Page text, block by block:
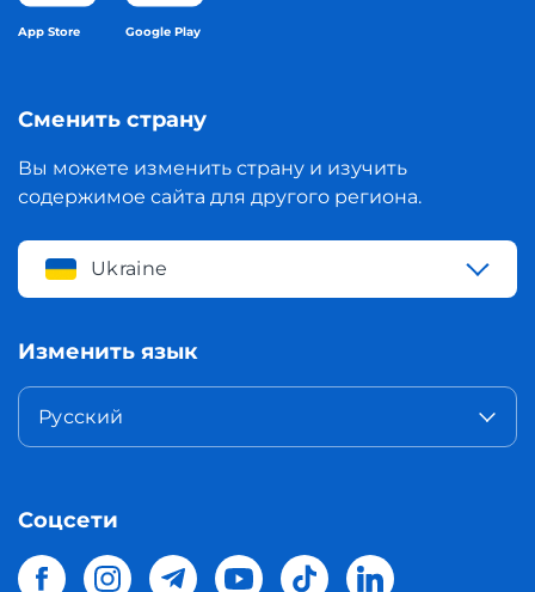
App Store Google Play
Сменить страну
Вы можете изменить страну и изучить
содержимое сайта для другого региона.
Ukraine
Изменить язык
Русский
Соцсети